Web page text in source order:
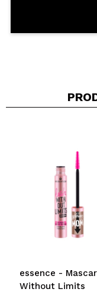
essence -
Without Limits